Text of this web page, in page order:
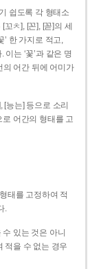
쉽도록 각 형태소
ㅊ], [꼰], [꼳]의 세
’ 한 가지로 적고,
이는 ‘꽃’과 같은 명
의 어간 뒤에 어미가
[능는] 등으로 소리
로 어간의 형태를 고
태를 고정하여 적
.
있는 것은 아니
적을 수 없는 경우